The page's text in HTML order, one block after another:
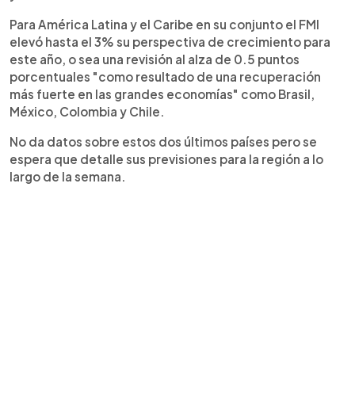
Para América Latina y el Caribe en su conjunto el FMI
elevó hasta el 3% su perspectiva de crecimiento para
este año, o sea una revisión al alza de 0.5 puntos
porcentuales "como resultado de una recuperación
más fuerte en las grandes economías" como Brasil,
México, Colombia y Chile.
No da datos sobre estos dos últimos países pero se
espera que detalle sus previsiones para la región a lo
largo de la semana.